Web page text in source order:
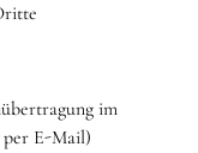
im
E-Mail)